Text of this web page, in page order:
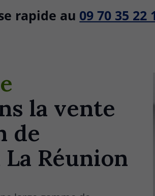
rapide au 09 70 35 22
la vente
de
Réunion